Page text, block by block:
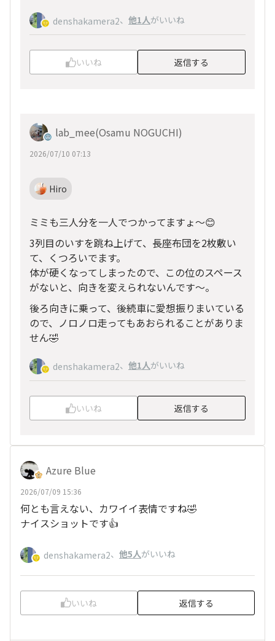
denshakamera2、 他1人がいいね
いいね 返信する
lab_mee(Osamu NOGUCHI)
2026/07/10 07:13
Hiro
ミミも三人分を一人でつかってますょ～😊
3列目のいすを跳ね上げて、長座布団を2枚敷い
て、くつろいでます。
体が硬くなってしまったので、この位のスペース
がないと、向きを変えられないんです～。
後ろ向きに乗って、後続車に愛想振りまいている
ので、ノロノロ走ってもあおられることがありま
せん🤣
denshakamera2、 他1人がいいね
いいね 返信する
Azure Blue
2026/07/09 15:36
何とも言えない、カワイイ表情ですね🤣
ナイスショットです👍
denshakamera2、 他5人がいいね
いいね 返信する